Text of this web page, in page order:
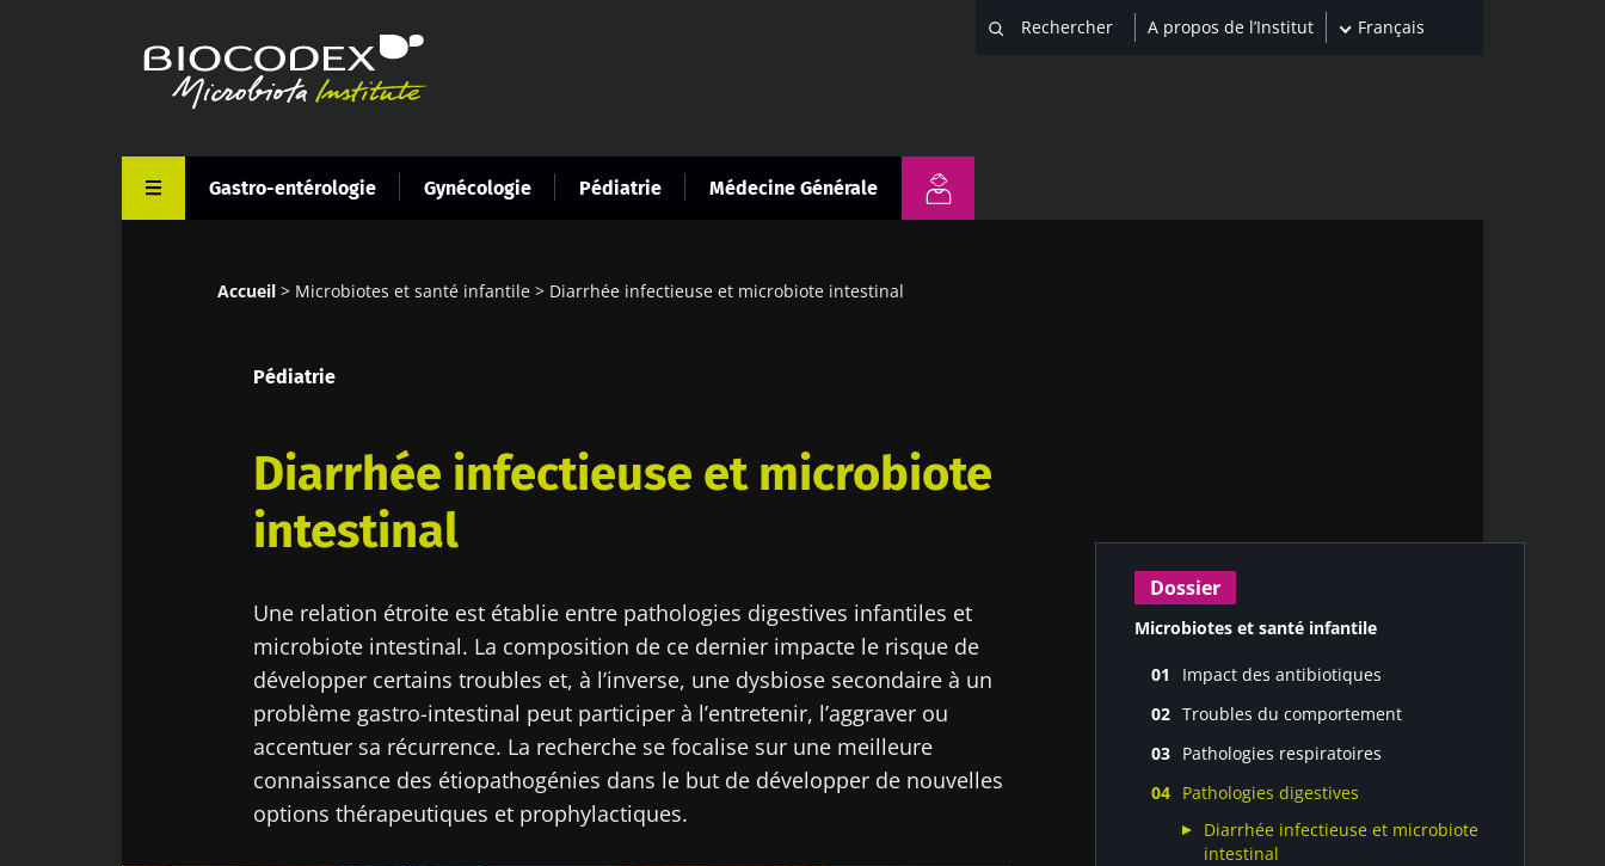
A propos de l’Institut Français
Gastro-entérologie Gynécologie Pédiatrie Médecine Générale
Accueil Microbiotes et santé infantile Diarrhée infectieuse et microbiote intestinal
Pédiatrie
Diarrhée infectieuse et microbiote
intestinal
Une relation étroite est établie entre pathologies digestives infantiles et
microbiote intestinal. La composition de ce dernier impacte le risque de
développer certains troubles et, à l’inverse, une dysbiose secondaire à un
problème gastro-intestinal peut participer à l’entretenir, l’aggraver ou
accentuer sa récurrence. La recherche se focalise sur une meilleure
connaissance des étiopathogénies dans le but de développer de nouvelles
options thérapeutiques et prophylactiques.
Dossier
Microbiotes et santé infantile
Impact des antibiotiques
l’enfant et santé à long terme
Focus sur les risques de surpoids et
Focus sur les risques de MICI
Troubles du comportement
oral et intestinal
Axe cerveau-intestin et TDAH chez les
Pathologies respiratoires
pulmonaires liées à la mucoviscidose
Microbiote nasal : un marqueur
fiable de la sévérité de la bronchiolite
Pathologies digestives
Diarrhée infectieuse et microbiote
intestinal